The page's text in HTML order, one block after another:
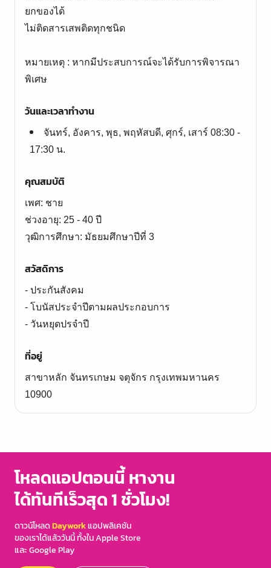
ยกของได้
ไม่ติดสารเสพติดทุกชนิด
หมายเหตุ : หากมีประสบการณ์จะได้รับการพิจารณา
พิเศษ
วันและเวลาทำงาน
จันทร์, อังคาร, พุธ, พฤหัสบดี, ศุกร์, เสาร์ 08:30 -
17:30 น.
คุณสมบัติ
เพศ: ชาย
ช่วงอายุ: 25 - 40 ปี
สวัสดิการ
- ประกันสังคม
- โบนัสประจำปีตามผลประกอบการ
- วันหยุดปรจำปี
ที่อยู่
สาขาหลัก จันทรเกษม จตุจักร กรุงเทพมหานคร
10900
โหลดแอปตอนนี้ หางาน
ได้ทันทีเร็วสุด 1 ชั่วโมง!
ดาวน์โหลดDayworkแอปพลิเคชัน
ของเราได้แล้ววันนี้ ทั้งใน Apple Store
และ Google Play